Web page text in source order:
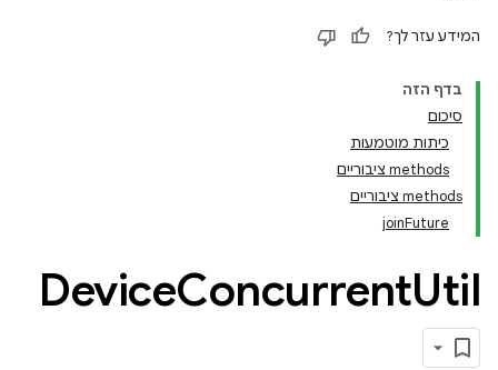
המידע עזר לך?
בדף הזה
סיכום
כיתות מוטמעות
‫methods ציבוריים
‫methods ציבוריים
joinFuture
DeviceConcurrentUtil